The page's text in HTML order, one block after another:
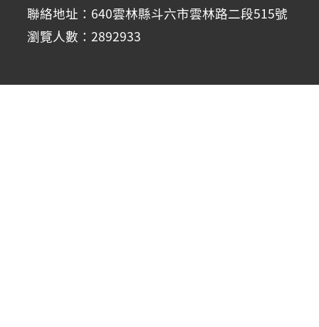
聯絡地址：640雲林縣斗六市雲林路二段515號
瀏覽人數：2892933